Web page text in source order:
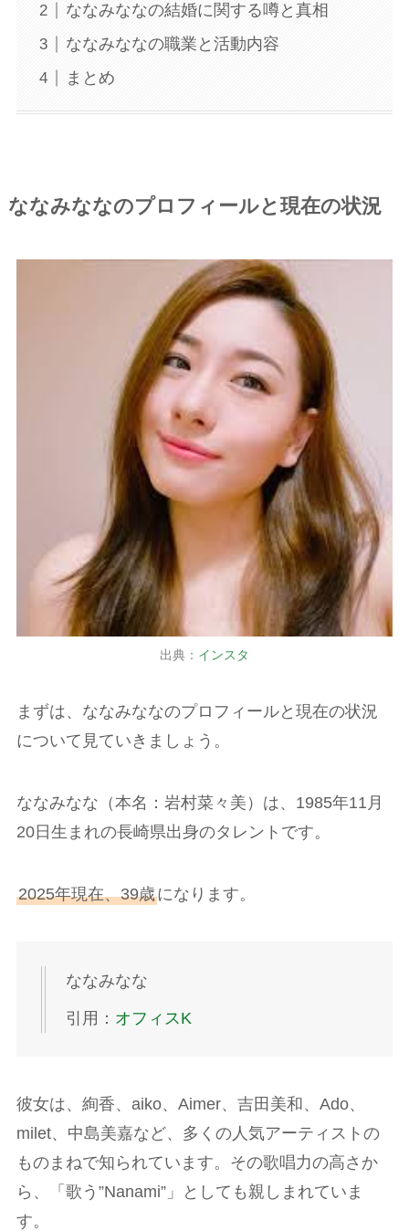
ななみななの結婚に関する噂と真相
ななみななの職業と活動内容
まとめ
ななみななのプロフィールと現在の状況
出典： インスタ
まずは、ななみななのプロフィールと現在の状況
について見ていきましょう。
ななみなな（本名：岩村菜々美）は、1985年11月
20日生まれの長崎県出身のタレントです。
2025年現在、39歳になります。
ななみなな
引用： オフィスK
彼女は、絢香、aiko、Aimer、吉田美和、Ado、
milet、中島美嘉など、多くの人気アーティストの
ものまねで知られています。その歌唱力の高さか
ら、「歌う”Nanami”」としても親しまれていま
す。